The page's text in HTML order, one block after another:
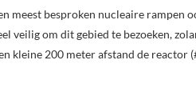
meest besproken nucleaire rampen
veilig om dit gebied te bezoeken,
kleine 200 meter afstand de reactor